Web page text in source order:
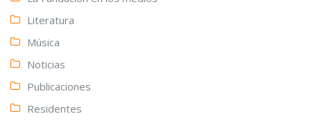
Literatura
Música
Noticias
Publicaciones
Residentes